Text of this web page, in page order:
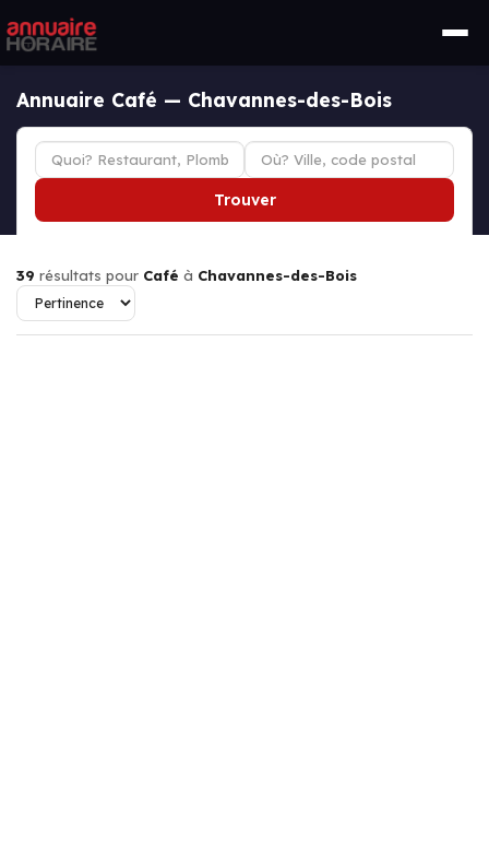
Annuaire Café — Chavannes-des-Bois
Trouver
39 résultats pour Café à Chavannes-des-Bois